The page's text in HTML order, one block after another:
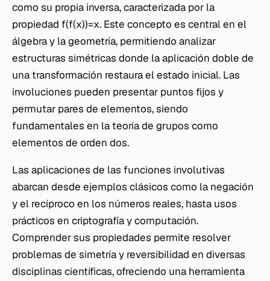
como su propia inversa, caracterizada por la
propiedad f(f(x))=x. Este concepto es central en el
álgebra y la geometría, permitiendo analizar
estructuras simétricas donde la aplicación doble de
una transformación restaura el estado inicial. Las
involuciones pueden presentar puntos fijos y
permutar pares de elementos, siendo
fundamentales en la teoría de grupos como
elementos de orden dos.
Las aplicaciones de las funciones involutivas
abarcan desde ejemplos clásicos como la negación
y el recíproco en los números reales, hasta usos
prácticos en criptografía y computación.
Comprender sus propiedades permite resolver
problemas de simetría y reversibilidad en diversas
disciplinas científicas, ofreciendo una herramienta